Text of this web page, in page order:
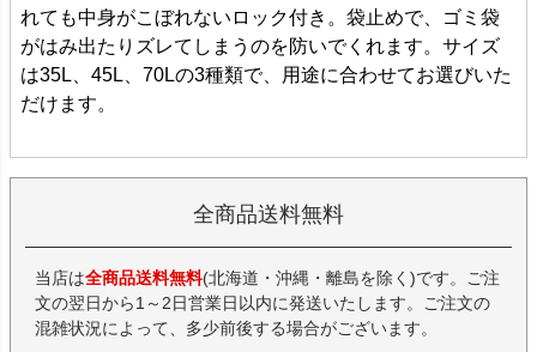
れても中身がこぼれないロック付き。袋止めで、ゴミ袋
がはみ出たりズレてしまうのを防いでくれます。サイズ
は35L、45L、70Lの3種類で、用途に合わせてお選びいた
だけます。
全商品送料無料
当店は全商品送料無料(北海道・沖縄・離島を除く)です。ご注
文の翌日から1～2日営業日以内に発送いたします。ご注文の
混雑状況によって、多少前後する場合がございます。